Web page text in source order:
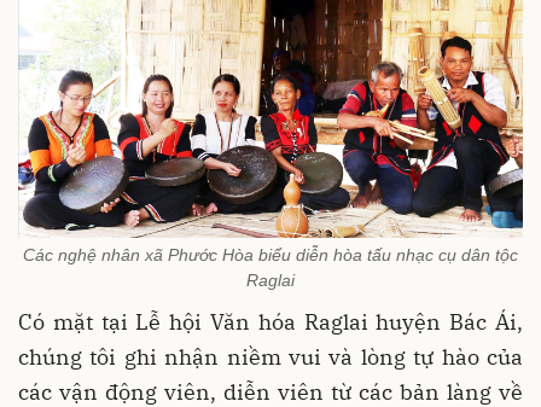
Các nghệ nhân xã Phước Hòa biểu diễn hòa tấu nhạc cụ dân tộc
Raglai
Có mặt tại Lễ hội Văn hóa Raglai huyện Bác Ái,
chúng tôi ghi nhận niềm vui và lòng tự hào của
các vận động viên, diễn viên từ các bản làng về